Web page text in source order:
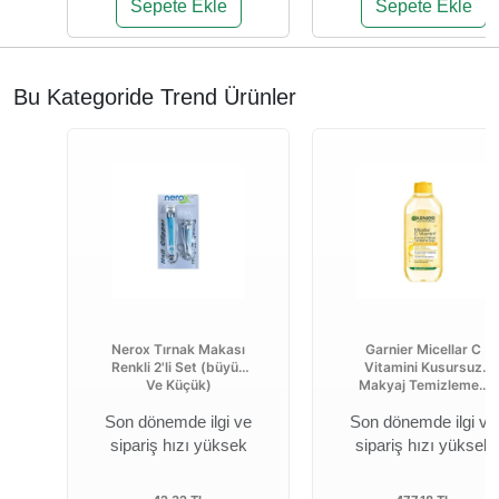
Sepete Ekle Sepete Ekle
Bu Kategoride Trend Ürünler
Nerox Tırnak Makası
Renkli 2'li Set (büyük
Ve Küçük)
Son dönemde ilgi ve
sipariş hızı yüksek
Garnier Micellar C
Vitamini Kusursuz
Makyaj Temizleme...
Son dönemde ilgi ve
sipariş hızı yüksek